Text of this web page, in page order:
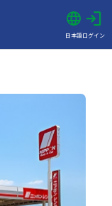
日本語ログイン